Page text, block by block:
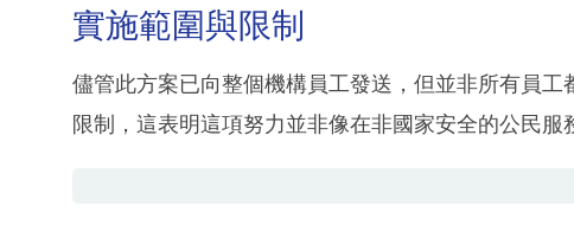
實施範圍與限制
儘管此方案已向整個機構員工發送，但並非所有員
限制，這表明這項努力並非像在非國家安全的公民服